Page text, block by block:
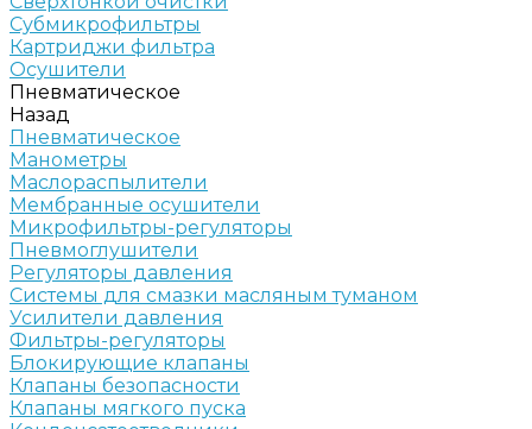
Субмикрофильтры
Картриджи фильтра
Осушители
Пневматическое
Назад
Пневматическое
Манометры
Маслораспылители
Мембранные осушители
Микрофильтры-регуляторы
Пневмоглушители
Регуляторы давления
Системы для смазки масляным туманом
Усилители давления
Фильтры-регуляторы
Блокирующие клапаны
Клапаны безопасности
Клапаны мягкого пуска